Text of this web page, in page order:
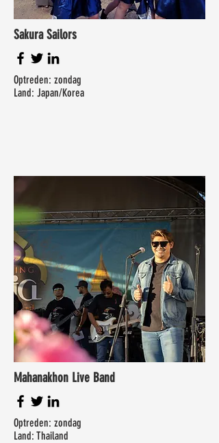
Sakura Sailors
Optreden: zondag
Land: Japan/Korea
Mahanakhon Live Band
Optreden: zondag
Land: Thailand